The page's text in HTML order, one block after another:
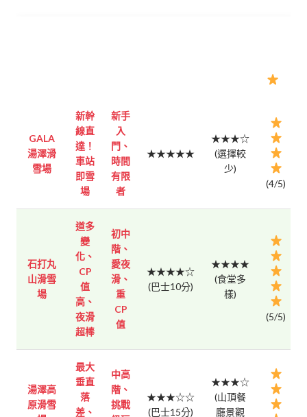
GALA
湯澤滑
雪場
新幹
線直
達！
車站
即雪
場
新手
入
門、
時間
有限
者
★★★★★
★★★☆
(選擇較
少)
(4/5)
石打丸
山滑雪
場
道多
變
化、
CP
值
高、
夜滑
超棒
初中
階、
愛夜
滑、
重
CP
值
★★★★☆
(巴士10分)
★★★★
(食堂多
樣)
(5/5)
湯澤高
原滑雪
最大
垂直
落
差、
中高
階、
挑戰
★★★☆☆
(巴士15分)
★★★☆
(山頂餐
廳景觀